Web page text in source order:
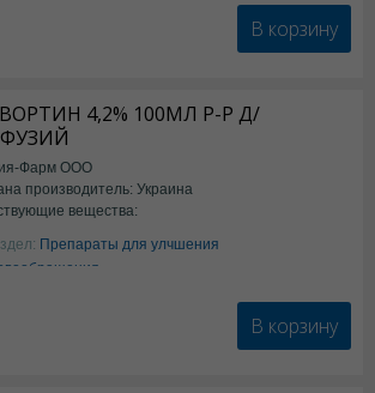
В корзину
4,2% 100МЛ Р-Р Д/
Фарм ООО
производитель: Украина
вещества:
Препараты для улчшения
В корзину